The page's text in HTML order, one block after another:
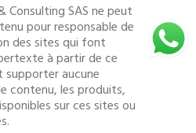
Consulting SAS ne peut
pour responsable de
des sites qui font
à partir de ce
aucune
contenu, les produits,
sur ces sites ou